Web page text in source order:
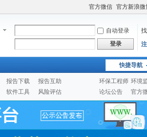
官方微信 官方新浪微
自动登录
登录
快捷导航
报告下载
报告互助
软件工具 风险评估
环保工程师 环境
论坛公告
官方